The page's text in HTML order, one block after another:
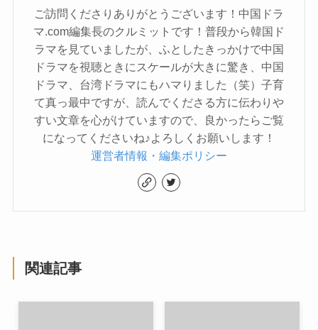
ご訪問くださりありがとうございます！中国ドラ
マ.com編集長のクルミットです！普段から韓国ド
ラマを見ていましたが、ふとしたきっかけで中国
ドラマを視聴ときにスケールが大きに驚き、中国
ドラマ、台湾ドラマにもハマりました（笑）子育
て真っ最中ですが、読んでくださる方に伝わりや
すい文章を心がけていますので、良かったらご覧
になってくださいね♪よろしくお願いします！
運営者情報・編集ポリシー
関連記事